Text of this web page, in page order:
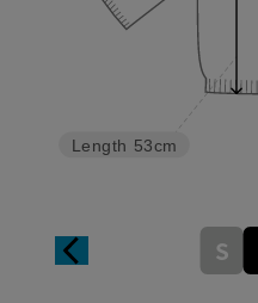
Length 53cm
S